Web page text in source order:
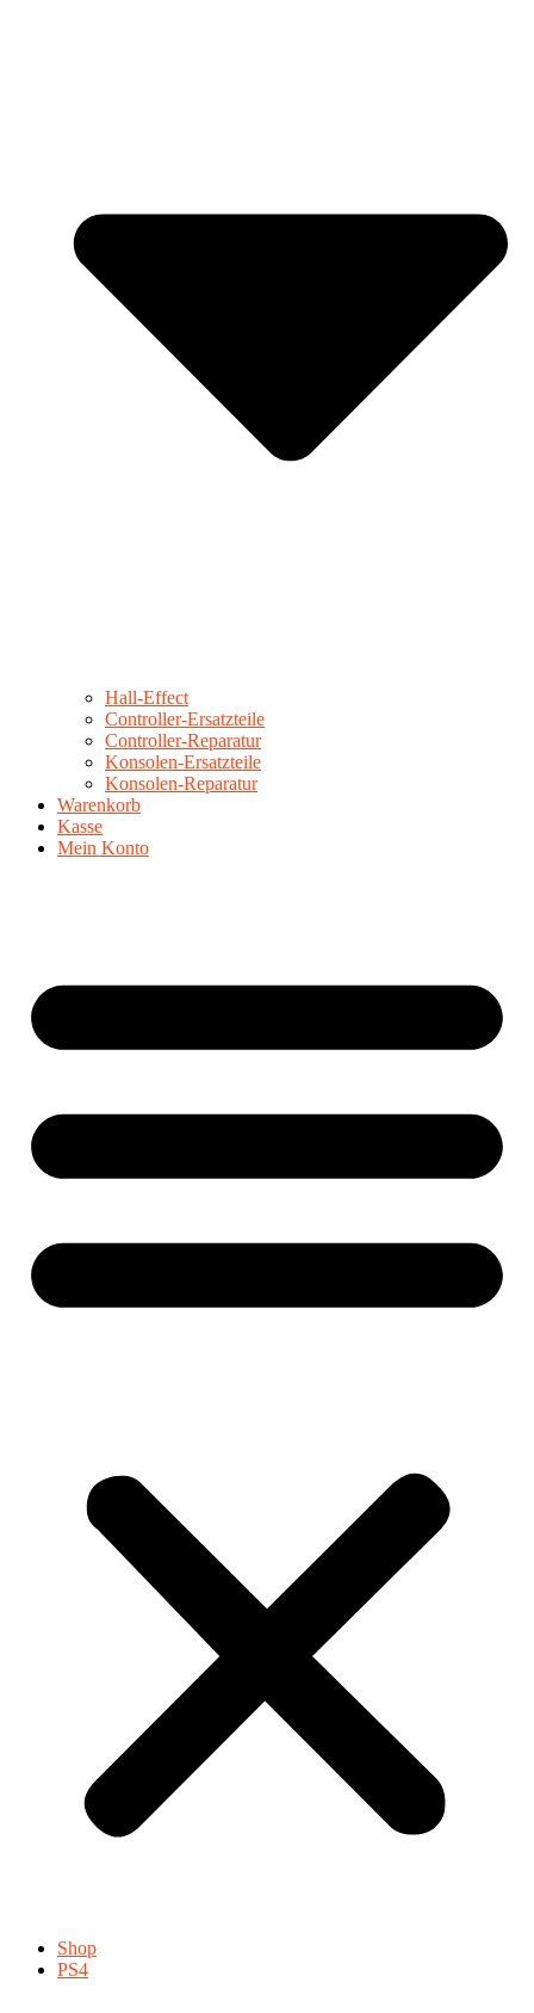
Hall-Effect
Controller-Ersatzteile
Controller-Reparatur
Konsolen-Ersatzteile
Konsolen-Reparatur
Warenkorb
Kasse
Mein Konto
Shop
PS4